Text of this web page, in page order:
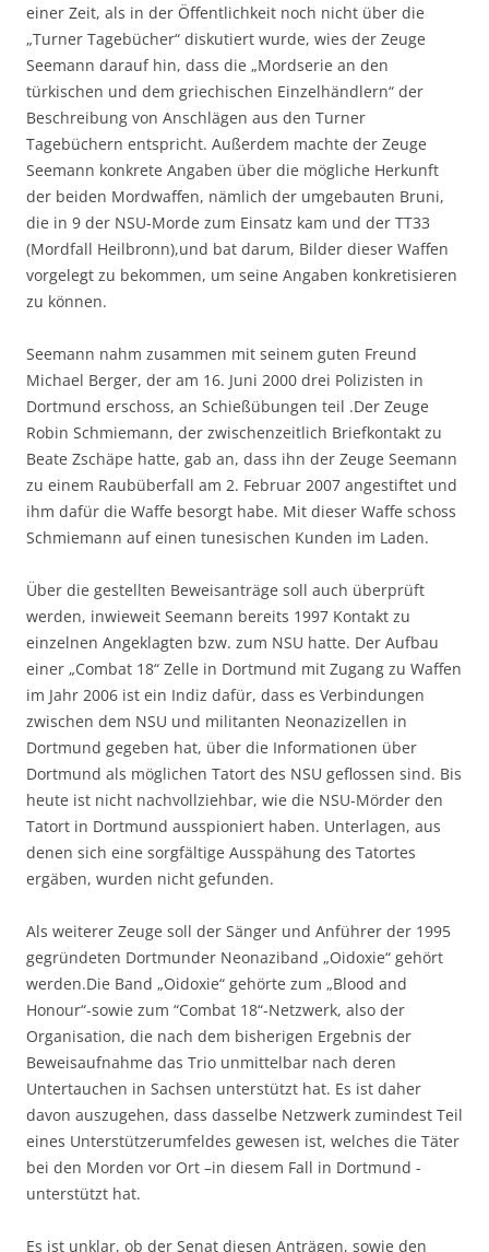
einer Zeit, als in der Öffentlichkeit noch nicht über die
„Turner Tagebücher“ diskutiert wurde, wies der Zeuge
Seemann darauf hin, dass die „Mordserie an den
türkischen und dem griechischen Einzelhändlern“ der
Beschreibung von Anschlägen aus den Turner
Tagebüchern entspricht. Außerdem machte der Zeuge
Seemann konkrete Angaben über die mögliche Herkunft
der beiden Mordwaffen, nämlich der umgebauten Bruni,
die in 9 der NSU-Morde zum Einsatz kam und der TT33
(Mordfall Heilbronn),und bat darum, Bilder dieser Waffen
vorgelegt zu bekommen, um seine Angaben konkretisieren
zu können.
Seemann nahm zusammen mit seinem guten Freund
Michael Berger, der am 16. Juni 2000 drei Polizisten in
Dortmund erschoss, an Schießübungen teil .Der Zeuge
Robin Schmiemann, der zwischenzeitlich Briefkontakt zu
Beate Zschäpe hatte, gab an, dass ihn der Zeuge Seemann
zu einem Raubüberfall am 2. Februar 2007 angestiftet und
ihm dafür die Waffe besorgt habe. Mit dieser Waffe schoss
Schmiemann auf einen tunesischen Kunden im Laden.
Über die gestellten Beweisanträge soll auch überprüft
werden, inwieweit Seemann bereits 1997 Kontakt zu
einzelnen Angeklagten bzw. zum NSU hatte. Der Aufbau
einer „Combat 18“ Zelle in Dortmund mit Zugang zu Waffen
im Jahr 2006 ist ein Indiz dafür, dass es Verbindungen
zwischen dem NSU und militanten Neonazizellen in
Dortmund gegeben hat, über die Informationen über
Dortmund als möglichen Tatort des NSU geflossen sind. Bis
heute ist nicht nachvollziehbar, wie die NSU-Mörder den
Tatort in Dortmund ausspioniert haben. Unterlagen, aus
denen sich eine sorgfältige Ausspähung des Tatortes
ergäben, wurden nicht gefunden.
Als weiterer Zeuge soll der Sänger und Anführer der 1995
gegründeten Dortmunder Neonaziband „Oidoxie“ gehört
werden.Die Band „Oidoxie“ gehörte zum „Blood and
Honour“-sowie zum “Combat 18“-Netzwerk, also der
Organisation, die nach dem bisherigen Ergebnis der
Beweisaufnahme das Trio unmittelbar nach deren
Untertauchen in Sachsen unterstützt hat. Es ist daher
davon auszugehen, dass dasselbe Netzwerk zumindest Teil
eines Unterstützerumfeldes gewesen ist, welches die Täter
bei den Morden vor Ort –in diesem Fall in Dortmund -
unterstützt hat.
Es ist unklar, ob der Senat diesen Anträgen, sowie den